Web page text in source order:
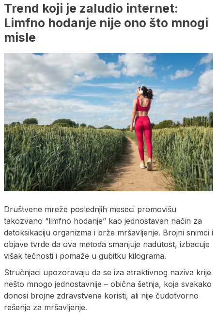
Trend koji je zaludio internet:
Limfno hodanje nije ono što mnogi
misle
Društvene mreže poslednjih meseci promovišu
takozvano “limfno hodanje” kao jednostavan način za
detoksikaciju organizma i brže mršavljenje. Brojni snimci i
objave tvrde da ova metoda smanjuje nadutost, izbacuje
višak tečnosti i pomaže u gubitku kilograma.
Stručnjaci upozoravaju da se iza atraktivnog naziva krije
nešto mnogo jednostavnije – obična šetnja, koja svakako
donosi brojne zdravstvene koristi, ali nije čudotvorno
rešenje za mršavljenje.